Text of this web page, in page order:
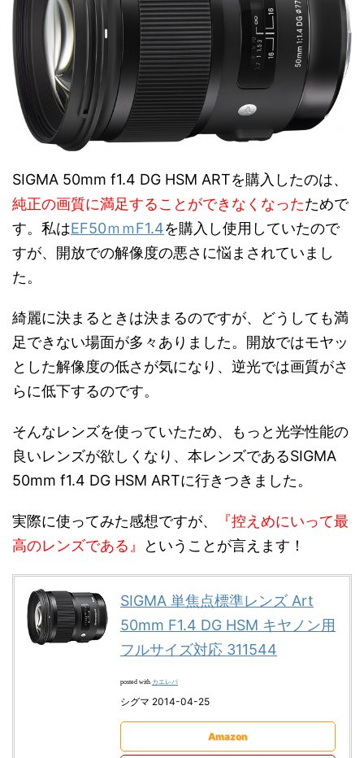
SIGMA 50mm f1.4 DG HSM ARTを購入したのは、
純正の画質に満足することができなくなったためで
す。私はEF50ｍｍF1.4を購入し使用していたので
すが、開放での解像度の悪さに悩まされていまし
た。
綺麗に決まるときは決まるのですが、どうしても満
足できない場面が多々ありました。開放ではモヤッ
とした解像度の低さが気になり、逆光では画質がさ
らに低下するのです。
そんなレンズを使っていたため、もっと光学性能の
良いレンズが欲しくなり、本レンズであるSIGMA
50mm f1.4 DG HSM ARTに行きつきました。
実際に使ってみた感想ですが、
『控えめにいって最
高のレンズである』
ということが言えます！
SIGMA 単焦点標準レンズ Art
50mm F1.4 DG HSM キヤノン用
フルサイズ対応 311544
posted with カエレバ
シグマ 2014-04-25
Amazon